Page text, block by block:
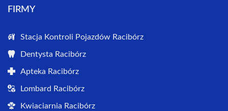
FIRMY
Stacja Kontroli Pojazdów Racibórz
Dentysta Racibórz
Apteka Racibórz
Lombard Racibórz
Kwiaciarnia Racibórz